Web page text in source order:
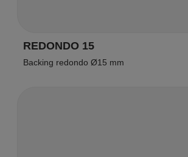
REDONDO 15
Backing redondo Ø15 mm